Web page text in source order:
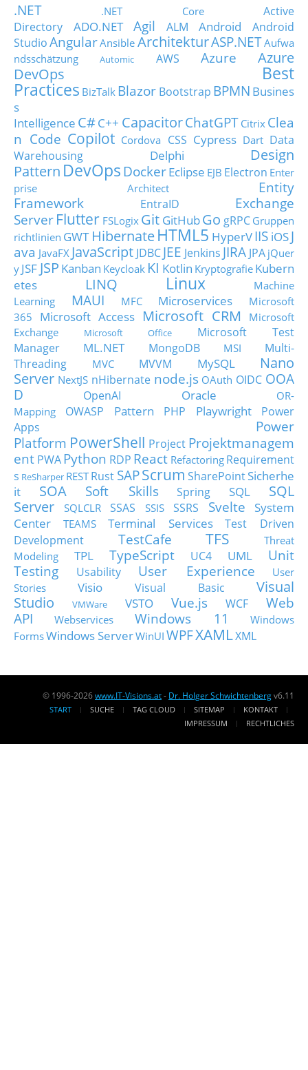
.NET .NET Core
Active
Directory
ADO.NET Agil ALM Android
Android
StudioAngularAnsible ArchitekturASP.NETAufwa
ndsschätzung
Automic AWS Azure
Azure
DevOps
Best
Practices BizTalk Blazor Bootstrap BPMN Busines
s
Intelligence C#C++ CapacitorChatGPT Citrix Clea
n Code Copilot Cordova CSS Cypress Dart Data
Warehousing
Delphi
Design
Pattern DevOps DockerEclipse EJB Electron Enter
prise Architect
Entity
Framework
EntraID
Exchange
Server Flutter FSLogix Git GitHubGo gRPC Gruppen
richtlinien GWT HibernateHTML5 HyperVIIS iOSJ
ava JavaFX JavaScript JDBC JEE Jenkins JIRA JPA jQuer
y JSF JSP Kanban Keycloak KI Kotlin Kryptografie Kubern
etes
LINQ Linux
Machine
Learning
MAUI MFC Microservices
Microsoft
365
Microsoft Access Microsoft CRM
Microsoft
Exchange
Microsoft Office
Microsoft Test
Manager
ML.NET MongoDB MSI
Multi-
Threading
MVC MVVM MySQL
Nano
Server NextJS nHibernate node.js OAuth OIDC OOA
D
OpenAI Oracle
OR-
Mapping
OWASP Pattern PHP Playwright
Power
Apps
Power
Platform PowerShell Project Projektmanagem
ent PWA Python RDP React Refactoring Requirement
s ReSharper RESTRust SAPScrum SharePointSicherhe
it
SOA Soft Skills Spring SQL
SQL
Server
SQLCLR SSAS SSIS SSRS Svelte
System
Center
TEAMS Terminal Services
Test Driven
Development
TestCafe TFS
Threat
Modeling
TPL TypeScript UC4 UML
Unit
Testing
Usability User Experience
User
Stories
Visio Visual Basic
Visual
Studio
VMWare VSTO Vue.js WCF
Web
API
Webservices Windows 11
Windows
FormsWindows ServerWinUI WPFXAMLXML
© 1996-2026www.IT-Visions.at- Dr. Holger Schwichtenbergv6.11
START SUCHE TAG CLOUD SITEMAP
KONTAKT
IMPRESSUM
RECHTLICHES